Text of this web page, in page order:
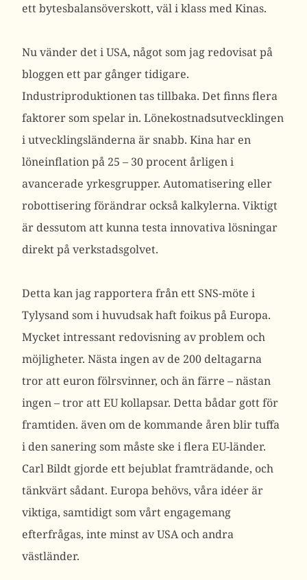
ett bytesbalansöverskott, väl i klass med Kinas.
Nu vänder det i USA, något som jag redovisat på
bloggen ett par gånger tidigare.
Industriproduktionen tas tillbaka. Det finns flera
faktorer som spelar in. Lönekostnadsutvecklingen
i utvecklingsländerna är snabb. Kina har en
löneinflation på 25 – 30 procent årligen i
avancerade yrkesgrupper. Automatisering eller
robottisering förändrar också kalkylerna. Viktigt
är dessutom att kunna testa innovativa lösningar
direkt på verkstadsgolvet.
Detta kan jag rapportera från ett SNS-möte i
Tylysand som i huvudsak haft foikus på Europa.
Mycket intressant redovisning av problem och
möjligheter. Nästa ingen av de 200 deltagarna
tror att euron fölrsvinner, och än färre – nästan
ingen – tror att EU kollapsar. Detta bådar gott för
framtiden. även om de kommande åren blir tuffa
i den sanering som måste ske i flera EU-länder.
Carl Bildt gjorde ett bejublat framträdande, och
tänkvärt sådant. Europa behövs, våra idéer är
viktiga, samtidigt som vårt engagemang
efterfrågas, inte minst av USA och andra
västländer.